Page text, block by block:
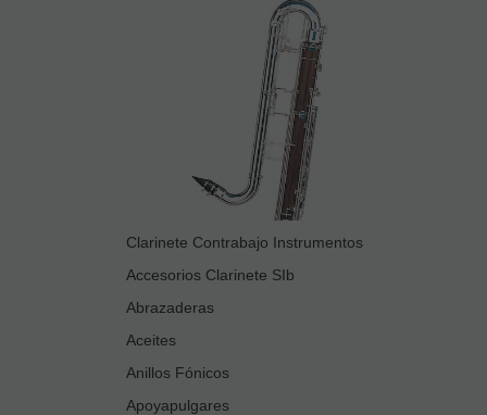
Clarinete Contrabajo Instrumentos
Accesorios Clarinete SIb
Abrazaderas
Aceites
Anillos Fónicos
Apoyapulgares